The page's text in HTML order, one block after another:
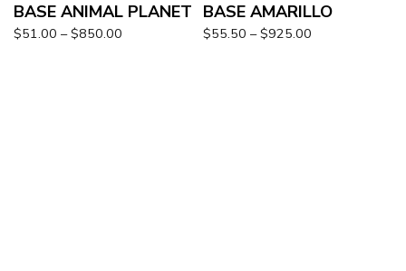
BASE ANIMAL PLANET
$51.00 – $850.00
BASE AMARILLO
$55.50 – $925.00